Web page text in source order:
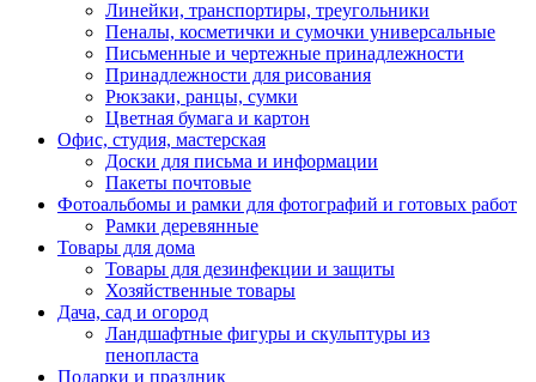
Линейки, транспортиры, треугольники
Пеналы, косметички и сумочки универсальные
Письменные и чертежные принадлежности
Принадлежности для рисования
Рюкзаки, ранцы, сумки
Цветная бумага и картон
Офис, студия, мастерская
Доски для письма и информации
Пакеты почтовые
Фотоальбомы и рамки для фотографий и готовых работ
Рамки деревянные
Товары для дома
Товары для дезинфекции и защиты
Хозяйственные товары
Дача, сад и огород
Ландшафтные фигуры и скульптуры из
пенопласта
Подарки и праздник